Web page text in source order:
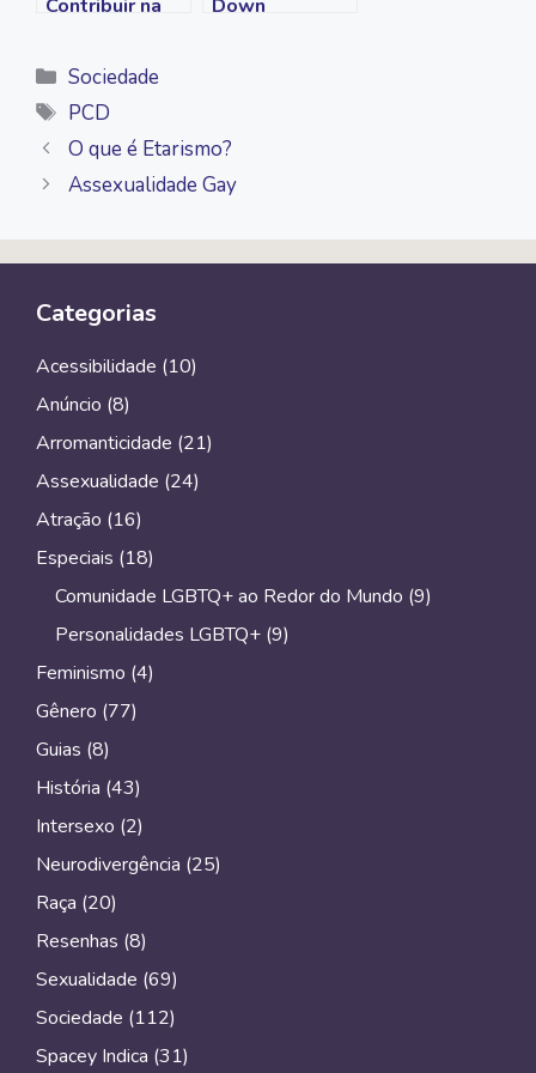
Contribuir na
Down
Categorias
Sociedade
Tags
PCD
O que é Etarismo?
Assexualidade Gay
Categorias
Acessibilidade (10)
Anúncio (8)
Arromanticidade (21)
Assexualidade (24)
Atração (16)
Especiais (18)
Comunidade LGBTQ+ ao Redor do Mundo (9)
Personalidades LGBTQ+ (9)
Feminismo (4)
Gênero (77)
Guias (8)
História (43)
Intersexo (2)
Neurodivergência (25)
Raça (20)
Resenhas (8)
Sexualidade (69)
Sociedade (112)
Spacey Indica (31)